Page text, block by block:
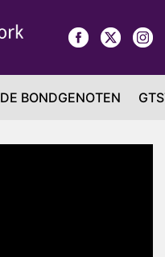
DE BONDGENOTEN